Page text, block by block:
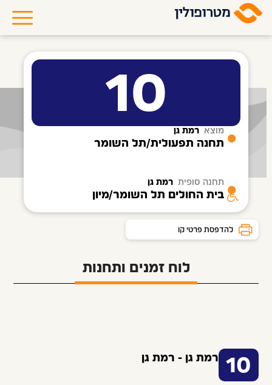
10
מוצא רמת גן
תחנה תפעולית/תל השומר
תחנה סופית רמת גן
בית החולים תל השומר/מיון
להדפסת פרטי קו
לוח זמנים ותחנות
10 רמת גן - רמת גן